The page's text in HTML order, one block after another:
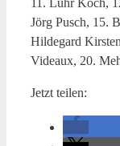
Jörg Pusch, 15.
Hildegard
Videaux, 20.
Jetzt teilen: